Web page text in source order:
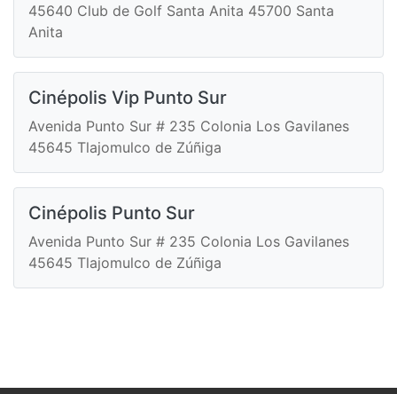
45640 Club de Golf Santa Anita 45700 Santa
Anita
Cinépolis Vip Punto Sur
Avenida Punto Sur # 235 Colonia Los Gavilanes
45645 Tlajomulco de Zúñiga
Cinépolis Punto Sur
Avenida Punto Sur # 235 Colonia Los Gavilanes
45645 Tlajomulco de Zúñiga